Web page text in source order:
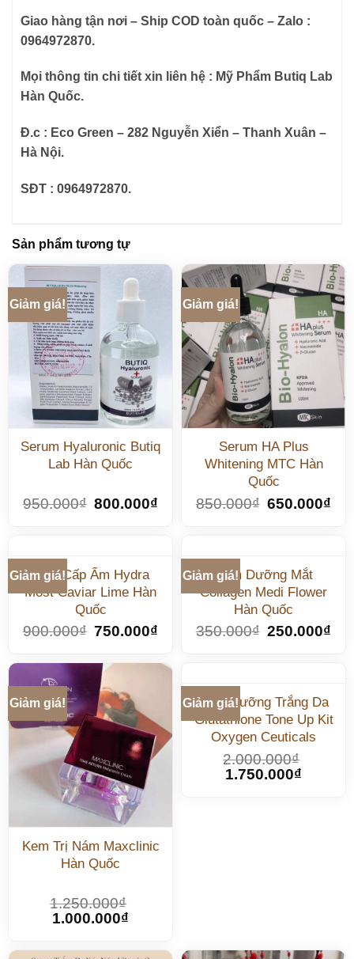
Giao hàng tận nơi – Ship COD toàn quốc – Zalo :
0964972870.
Mọi thông tin chi tiết xin liên hệ : Mỹ Phẩm Butiq Lab
Hàn Quốc.
Đ.c : Eco Green – 282 Nguyễn Xiển – Thanh Xuân –
Hà Nội.
SĐT : 0964972870.
Sản phẩm tương tự
Giảm giá!
Serum Hyaluronic Butiq
Lab Hàn Quốc
950.000₫ 800.000₫
Giảm giá!
Serum HA Plus
Whitening MTC Hàn
Quốc
850.000₫ 650.000₫
Giảm giá!
Kem Cấp Ẩm Hydra
Most Caviar Lime Hàn
Quốc
900.000₫ 750.000₫
Giảm giá!Kem Dưỡng Mắt
Collagen Medi Flower
Hàn Quốc
350.000₫ 250.000₫
Giảm giá!
Kem Trị Nám Maxclinic
Hàn Quốc
1.250.000₫
1.000.000₫
Giảm giá!
Kem Dưỡng Trắng Da
Glutathione Tone Up Kit
Oxygen Ceuticals
2.000.000₫
1.750.000₫